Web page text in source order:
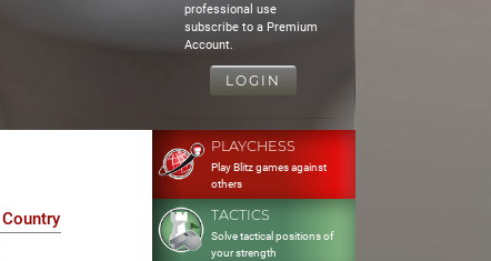
professional use
subscribe to a Premium
Account.
LOGIN
Country
PLAYCHESS
Play Blitz games against
others
TACTICS
Solve tactical positions of
your strength